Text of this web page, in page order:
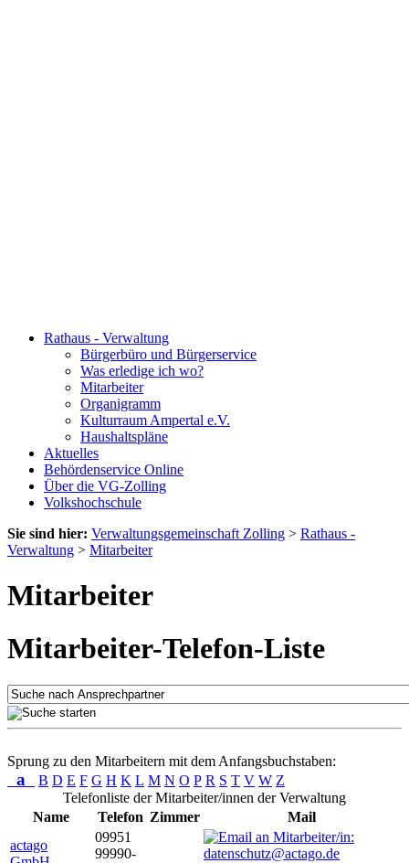
Rathaus - Verwaltung
Bürgerbüro und Bürgerservice
Was erledige ich wo?
Mitarbeiter
Organigramm
Kulturraum Ampertal e.V.
Haushaltspläne
Aktuelles
Behördenservice Online
Über die VG-Zolling
Volkshochschule
Sie sind hier: Verwaltungsgemeinschaft Zolling > Rathaus -
Verwaltung > Mitarbeiter
Mitarbeiter
Mitarbeiter-Telefon-Liste
Sprung zu den Mitarbeitern mit dem Anfangsbuchstaben:
a B D E F G H K L M N O P R S T V W Z
Telefonliste der Mitarbeiter/innen der Verwaltung
Name
Telefon Zimmer
Mail
actago
09951
99990-